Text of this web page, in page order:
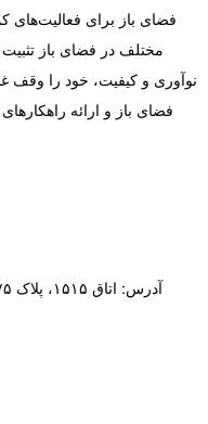
فضای باز برای فعالیت‌های
مختلف در فضای باز
نوآوری و کیفیت، خود را وقف
فضای باز و ارائه